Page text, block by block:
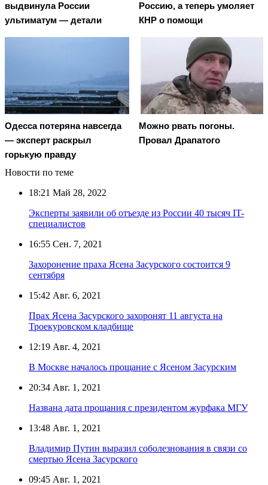
выдвинула России
ультиматум — детали
Россию, а теперь умоляет
КНР о помощи
Oдecca пoтeрянa нaвceгдa
— экcпeрт рacкрыл
гoрькую прaвду
Можно рвать погоны.
Провал Драпатого
Новости по теме
18:21 Май 28, 2022
Эксперты заявили об отъезде из России 40 тысяч IT-
специалистов
16:55 Сен. 7, 2021
Захоронение праха Ясена Засурского состоится 9
сентября
15:42 Авг. 6, 2021
Прах Ясена Засурского захоронят 11 августа на
Троекуровском кладбище
12:19 Авг. 4, 2021
В Москве началось прощание с Ясеном Засурским
20:34 Авг. 1, 2021
Названа дата прощания с президентом журфака МГУ
13:48 Авг. 1, 2021
Владимир Путин выразил соболезнования в связи со
смертью Ясена Засурского
09:45 Авг. 1, 2021